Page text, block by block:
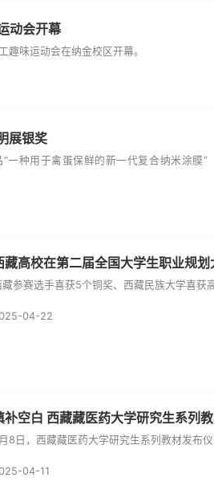
动会开幕
趣味运动会在纳金校区开幕。
展银奖
一种用于禽蛋保鲜的新一代复合纳米涂膜
藏高校在第二届全国大学生职业规划
藏参赛选手喜获5个铜奖、西藏民族大学喜获
04-22
补空白 西藏藏医药大学研究生系列
8日，西藏藏医药大学研究生系列教材发布
04-11